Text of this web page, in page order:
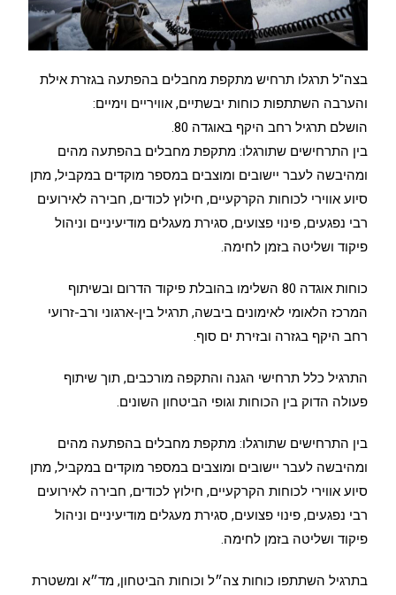
בצה"ל תרגלו תרחיש מתקפת מחבלים בהפתעה בגזרת אילת
והערבה השתתפות כוחות יבשתיים, אוויריים וימיים:
הושלם תרגיל רחב היקף באוגדה 80.
בין התרחישים שתורגלו: מתקפת מחבלים בהפתעה מהים
ומהיבשה לעבר יישובים ומוצבים במספר מוקדים במקביל, מתן
סיוע אווירי לכוחות הקרקעיים, חילוץ לכודים, חבירה לאירועים
רבי נפגעים, פינוי פצועים, סגירת מעגלים מודיעיניים וניהול
פיקוד ושליטה בזמן לחימה.
כוחות אוגדה 80 השלימו בהובלת פיקוד הדרום ובשיתוף
המרכז הלאומי לאימונים ביבשה, תרגיל בין-ארגוני ורב-זרועי
רחב היקף בגזרה ובזירת ים סוף.
התרגיל כלל תרחישי הגנה והתקפה מורכבים, תוך שיתוף
פעולה הדוק בין הכוחות וגופי הביטחון השונים.
בין התרחישים שתורגלו: מתקפת מחבלים בהפתעה מהים
ומהיבשה לעבר יישובים ומוצבים במספר מוקדים במקביל, מתן
סיוע אווירי לכוחות הקרקעיים, חילוץ לכודים, חבירה לאירועים
רבי נפגעים, פינוי פצועים, סגירת מעגלים מודיעיניים וניהול
פיקוד ושליטה בזמן לחימה.
בתרגיל השתתפו כוחות צה״ל וכוחות הביטחון, מד״א ומשטרת